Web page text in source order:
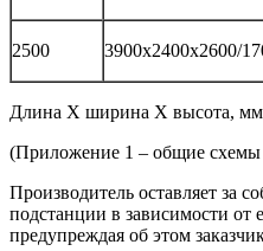
2500 3900х2400х2600/
Длина Х ширина Х высота, мм
(Приложение 1 – общие
Производитель оставляет за
подстанции в зависимости от
предупреждая об этом